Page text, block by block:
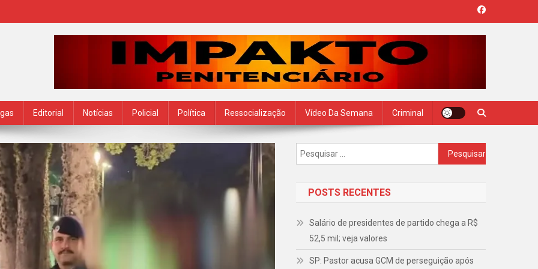
Editorial Notícias Policial Política Ressocialização Vídeo Da Semana Criminal
Pesquisar
por:
POSTS RECENTES
Salário de presidentes de partido chega a R$
52,5 mil; veja valores
SP: Pastor acusa GCM de perseguição após